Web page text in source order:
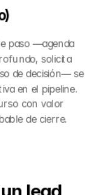
paso —agenda
solicita
de decisión— se
en el pipeline.
con valor
de cierre.